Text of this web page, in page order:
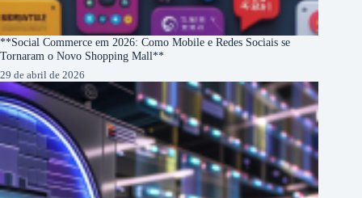
**Social Commerce em 2026: Como Mobile e Redes Sociais se
Tornaram o Novo Shopping Mall**
29 de abril de 2026